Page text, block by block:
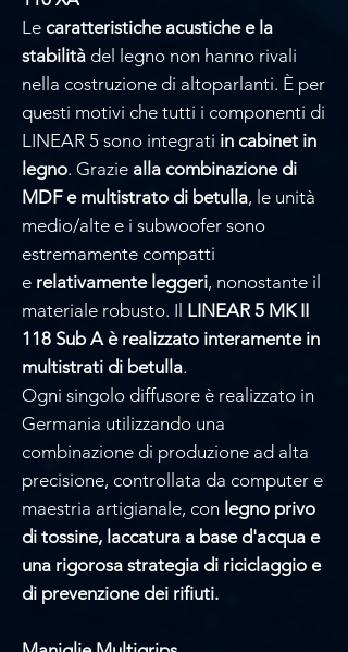
Le caratteristiche acustiche e la
stabilità del legno non hanno rivali
nella costruzione di altoparlanti. È per
questi motivi che tutti i componenti di
LINEAR 5 sono integrati in cabinet in
legno. Grazie alla combinazione di
MDF e multistrato di betulla, le unità
medio/alte e i subwoofer sono
estremamente compatti
e relativamente leggeri, nonostante il
materiale robusto. Il LINEAR 5 MK II
118 Sub A è realizzato interamente in
multistrati di betulla.
Ogni singolo diffusore è realizzato in
Germania utilizzando una
combinazione di produzione ad alta
precisione, controllata da computer e
maestria artigianale, con legno privo
di tossine, laccatura a base d'acqua e
una rigorosa strategia di riciclaggio e
di prevenzione dei rifiuti.